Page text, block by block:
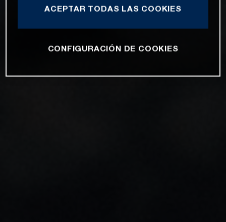
ACEPTAR TODAS LAS COOKIES
CONFIGURACIÓN DE COOKIES